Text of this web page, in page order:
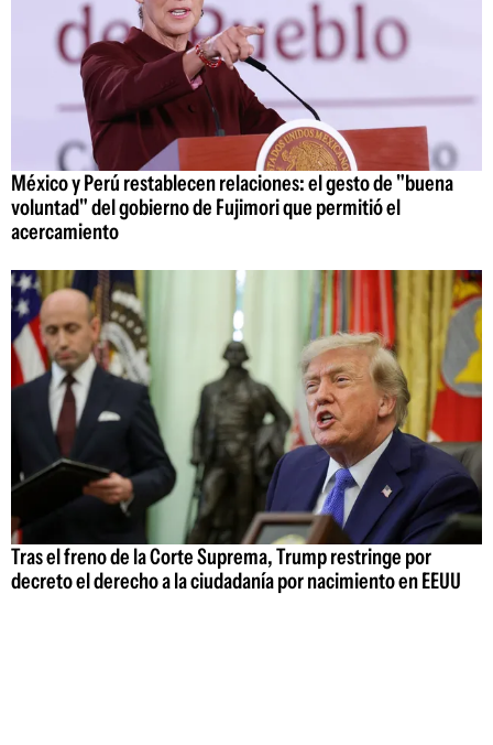
México y Perú restablecen relaciones: el gesto de "buena
voluntad" del gobierno de Fujimori que permitió el
acercamiento
Tras el freno de la Corte Suprema, Trump restringe por
decreto el derecho a la ciudadanía por nacimiento en EEUU